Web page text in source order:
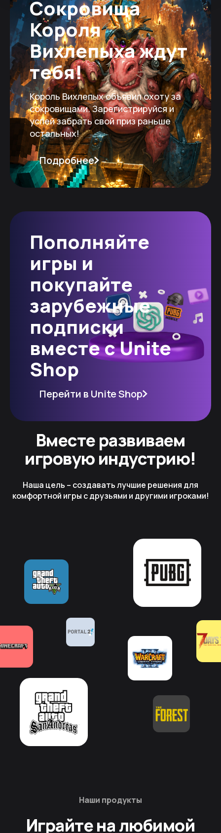
Сокровища
Короля
Вихлепыха ждут
тебя!
Король Вихлепых объявил охоту за
сокровищами. Зарегистрируйся и
успей забрать свой приз раньше
остальных!
Подробнее
Пополняйте
игры и
покупайте
зарубежные
подписки
вместе с Unite
Shop
Перейти в Unite Shop
Вместе развиваем
игровую индустрию!
Наша цель – создавать лучшие решения для
комфортной игры с друзьями и другими игроками!
Наши продукты
Играйте на любимой